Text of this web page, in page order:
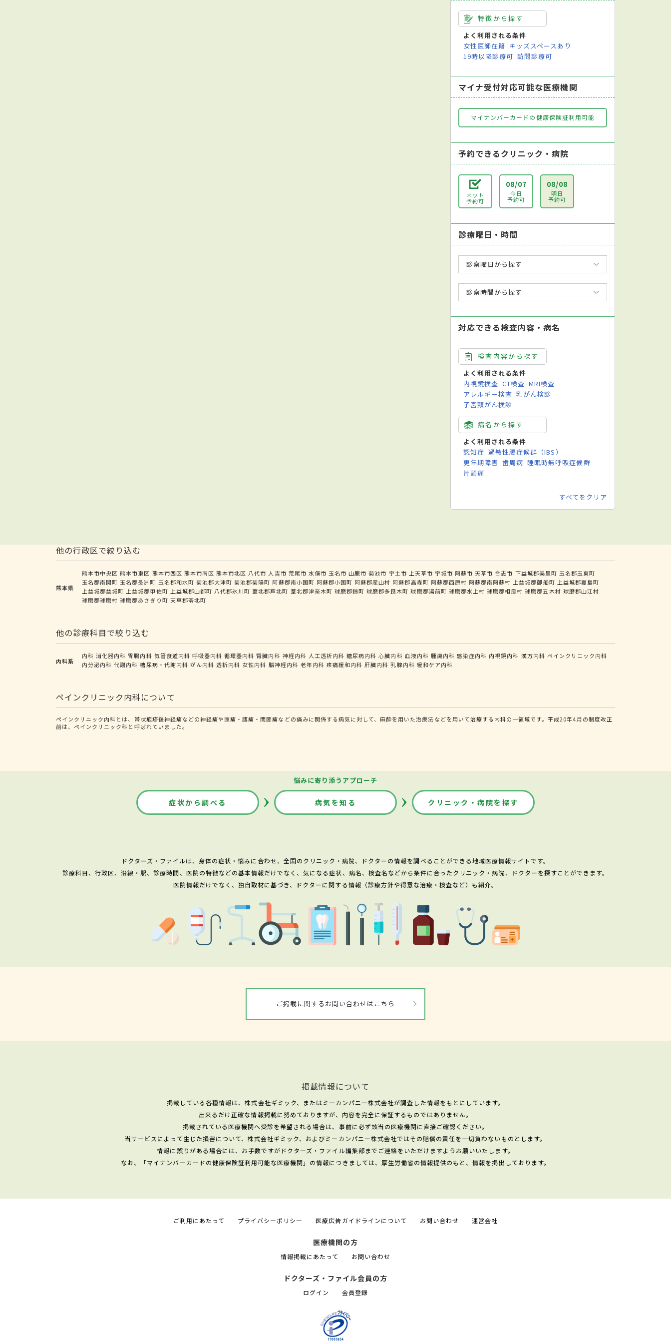
特徴から探す
よく利用される条件
女性医師在籍 キッズスペースあり
19時以降診療可 訪問診療可
マイナ受付対応可能な医療機関
マイナンバーカードの健康保険証利用可能
予約できるクリニック・病院
ネット
予約可
08/07
今日
予約可
08/08
明日
予約可
診療曜日・時間
診察曜日から探す
診察時間から探す
対応できる検査内容・病名
検査内容から探す
よく利用される条件
内視鏡検査 CT検査 MRI検査
アレルギー検査 乳がん検診
子宮頸がん検診
病名から探す
よく利用される条件
認知症 過敏性腸症候群（IBS）
更年期障害 歯周病 睡眠時無呼吸症候群
片頭痛
すべてをクリア
他の行政区で絞り込む
熊本県
熊本市中央区 熊本市東区 熊本市西区 熊本市南区 熊本市北区 八代市 人吉市 荒尾市 水俣市 玉名市 山鹿市 菊池市 宇土市 上天草市 宇城市 阿蘇市 天草市 合志市 下益城郡美里町 玉名郡玉東町
玉名郡南関町 玉名郡長洲町 玉名郡和水町 菊池郡大津町 菊池郡菊陽町 阿蘇郡南小国町 阿蘇郡小国町 阿蘇郡産山村 阿蘇郡高森町 阿蘇郡西原村 阿蘇郡南阿蘇村 上益城郡御船町 上益城郡嘉島町
上益城郡益城町 上益城郡甲佐町 上益城郡山都町 八代郡氷川町 葦北郡芦北町 葦北郡津奈木町 球磨郡錦町 球磨郡多良木町 球磨郡湯前町 球磨郡水上村 球磨郡相良村 球磨郡五木村 球磨郡山江村
球磨郡球磨村 球磨郡あさぎり町 天草郡苓北町
他の診療科目で絞り込む
内科系
内科 消化器内科 胃腸内科 気管食道内科 呼吸器内科 循環器内科 腎臓内科 神経内科 人工透析内科 糖尿病内科 心臓内科 血液内科 腫瘍内科 感染症内科 内視鏡内科 漢方内科 ペインクリニック内科
内分泌内科 代謝内科 糖尿病・代謝内科 がん内科 透析内科 女性内科 脳神経内科 老年内科 疼痛緩和内科 肝臓内科 乳腺内科 緩和ケア内科
ペインクリニック内科について
ペインクリニック内科とは、帯状疱疹後神経痛などの神経痛や頭痛・腰痛・関節痛などの痛みに関係する病気に対して、麻酔を用いた治療法などを用いて治療する内科の一領域です。平成20年4月の制度改正
前は、ペインクリニック科と呼ばれていました。
悩みに寄り添うアプローチ
症状から調べる 病気を知る クリニック・病院を探す
ドクターズ・ファイルは、身体の症状・悩みに合わせ、全国のクリニック・病院、ドクターの情報を調べることができる地域医療情報サイトです。
診療科目、行政区、沿線・駅、診療時間、医院の特徴などの基本情報だけでなく、気になる症状、病名、検査名などから条件に合ったクリニック・病院、ドクターを探すことができます。
医院情報だけでなく、独自取材に基づき、ドクターに関する情報（診療方針や得意な治療・検査など）も紹介。
ご掲載に関するお問い合わせはこちら
掲載情報について
掲載している各種情報は、株式会社ギミック、またはミーカンパニー株式会社が調査した情報をもとにしています。
出来るだけ正確な情報掲載に努めておりますが、内容を完全に保証するものではありません。
掲載されている医療機関へ受診を希望される場合は、事前に必ず該当の医療機関に直接ご確認ください。
当サービスによって生じた損害について、株式会社ギミック、およびミーカンパニー株式会社ではその賠償の責任を一切負わないものとします。
情報に誤りがある場合には、お手数ですがドクターズ・ファイル編集部までご連絡をいただけますようお願いいたします。
なお、「マイナンバーカードの健康保険証利用可能な医療機関」の情報につきましては、厚生労働省の情報提供のもと、情報を掲出しております。
ご利用にあたって プライバシーポリシー 医療広告ガイドラインについて お問い合わせ 運営会社
医療機関の方
情報掲載にあたって お問い合わせ
ドクターズ・ファイル会員の方
ログイン 会員登録